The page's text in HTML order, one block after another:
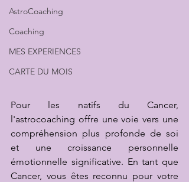
AstroCoaching
Coaching
MES EXPERIENCES
CARTE DU MOIS
Pour les natifs du Cancer,
l'astrocoaching offre une voie vers une
compréhension plus profonde de soi
et une croissance personnelle
émotionnelle significative. En tant que
Cancer, vous êtes reconnu pour votre